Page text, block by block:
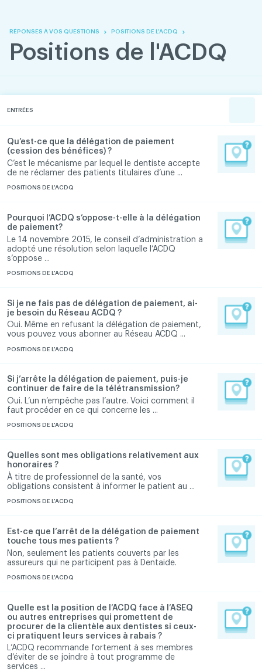
RÉPONSES À VOS QUESTIONS POSITIONS DE L'ACDQ
Positions de l'ACDQ
ENTRÉES
Qu’est-ce que la délégation de paiement
(cession des bénéfices) ?
C’est le mécanisme par lequel le dentiste accepte
de ne réclamer des patients titulaires d’une ...
POSITIONS DE L'ACDQ
Pourquoi l’ACDQ s’oppose-t-elle à la délégation
de paiement?
Le 14 novembre 2015, le conseil d’administration a
adopté une résolution selon laquelle l’ACDQ
s’oppose ...
POSITIONS DE L'ACDQ
Si je ne fais pas de délégation de paiement, ai-
je besoin du Réseau ACDQ ?
Oui. Même en refusant la délégation de paiement,
vous pouvez vous abonner au Réseau ACDQ ...
POSITIONS DE L'ACDQ
Si j’arrête la délégation de paiement, puis-je
continuer de faire de la télétransmission?
Oui. L’un n’empêche pas l’autre. Voici comment il
faut procéder en ce qui concerne les ...
POSITIONS DE L'ACDQ
Quelles sont mes obligations relativement aux
honoraires ?
À titre de professionnel de la santé, vos
obligations consistent à informer le patient au ...
POSITIONS DE L'ACDQ
Est-ce que l’arrêt de la délégation de paiement
touche tous mes patients ?
Non, seulement les patients couverts par les
assureurs qui ne participent pas à Dentaide.
POSITIONS DE L'ACDQ
Quelle est la position de l’ACDQ face à l’ASEQ
ou autres entreprises qui promettent de
procurer de la clientèle aux dentistes si ceux-
ci pratiquent leurs services à rabais ?
L’ACDQ recommande fortement à ses membres
d’éviter de se joindre à tout programme de
services ...